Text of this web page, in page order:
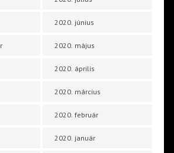
2020. június
2020. május
2020. április
2020. március
2020. február
2020. január